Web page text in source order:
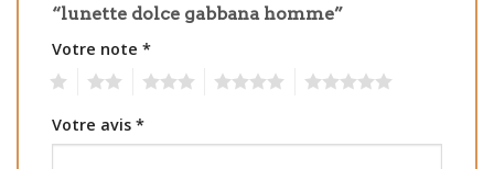
“lunette dolce gabbana homme”
Votre note *
Votre avis *